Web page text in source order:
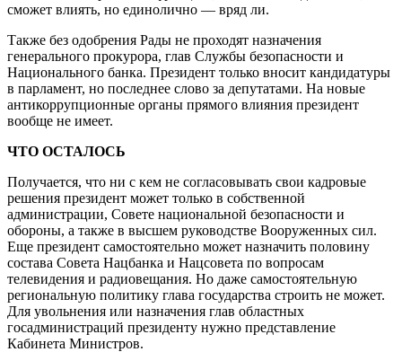
сможет влиять, но единолично — вряд ли.
Также без одобрения Рады не проходят назначения
генерального прокурора, глав Службы безопасности и
Национального банка. Президент только вносит кандидатуры
в парламент, но последнее слово за депутатами. На новые
антикоррупционные органы прямого влияния президент
вообще не имеет.
ЧТО ОСТАЛОСЬ
Получается, что ни с кем не согласовывать свои кадровые
решения президент может только в собственной
администрации, Совете национальной безопасности и
обороны, а также в высшем руководстве Вооруженных сил.
Еще президент самостоятельно может назначить половину
состава Совета Нацбанка и Нацсовета по вопросам
телевидения и радиовещания. Но даже самостоятельную
региональную политику глава государства строить не может.
Для увольнения или назначения глав областных
госадминистраций президенту нужно представление
Кабинета Министров.